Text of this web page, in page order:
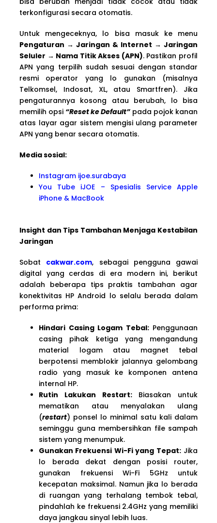
terkonfigurasi secara otomatis.
Untuk mengeceknya, lo bisa masuk ke menu
Pengaturan → Jaringan & Internet → Jaringan
Seluler → Nama Titik Akses (APN). Pastikan profil
APN yang terpilih sudah sesuai dengan standar
resmi operator yang lo gunakan (misalnya
Telkomsel, Indosat, XL, atau Smartfren). Jika
pengaturannya kosong atau berubah, lo bisa
memilih opsi “Reset ke Default” pada pojok kanan
atas layar agar sistem mengisi ulang parameter
APN yang benar secara otomatis.
Media sosial:
Instagram ijoe.surabaya
You Tube iJOE – Spesialis Service Apple
iPhone & MacBook
Insight dan Tips Tambahan Menjaga Kestabilan
Jaringan
Sobat cakwar.com, sebagai pengguna gawai
digital yang cerdas di era modern ini, berikut
adalah beberapa tips praktis tambahan agar
konektivitas HP Android lo selalu berada dalam
performa prima:
Hindari Casing Logam Tebal:Penggunaan
casing pihak ketiga yang mengandung
material logam atau magnet tebal
berpotensi memblokir jalannya gelombang
radio yang masuk ke komponen antena
internal HP.
Rutin Lakukan Restart:Biasakan untuk
mematikan atau menyalakan ulang
(restart) ponsel lo minimal satu kali dalam
seminggu guna membersihkan file sampah
sistem yang menumpuk.
Gunakan Frekuensi Wi-Fi yang Tepat:Jika
lo berada dekat dengan posisi router,
gunakan frekuensi Wi-Fi 5GHz untuk
kecepatan maksimal. Namun jika lo berada
di ruangan yang terhalang tembok tebal,
pindahlah ke frekuensi 2.4GHz yang memiliki
daya jangkau sinyal lebih luas.